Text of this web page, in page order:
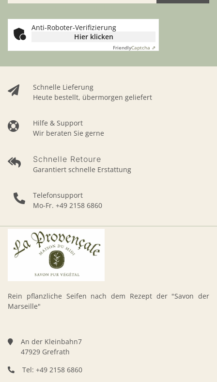
Schnelle Lieferung
Heute bestellt, übermorgen geliefert
Hilfe & Support
Wir beraten Sie gerne
Schnelle Retoure
Garantiert schnelle Erstattung
Telefonsupport
Mo-Fr. +49 2158 6860
Anti-Roboter-Verifizierung
Hier klicken
FriendlyCaptcha ⇗
Rein pflanzliche Seifen nach dem Rezept der "Savon der
Marseille"
An der Kleinbahn7
47929 Grefrath
Tel: +49 2158 6860